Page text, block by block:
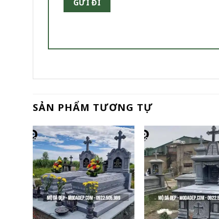
SẢN PHẨM TƯƠNG TỰ